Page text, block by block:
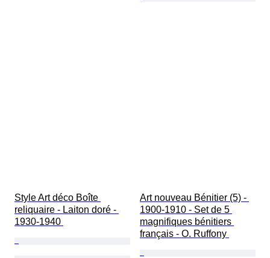
Style Art déco Boîte
reliquaire - Laiton doré -
1930-1940
Art nouveau Bénitier (5) -
1900-1910 - Set de 5
magnifiques bénitiers
français - O. Ruffony